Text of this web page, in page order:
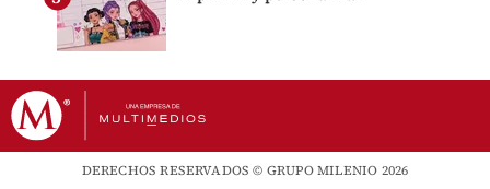
DERECHOS RESERVADOS © GRUPO MILENIO 2026